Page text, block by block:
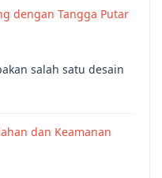
dengan Tangga Putar
salah satu desain
dan Keamanan